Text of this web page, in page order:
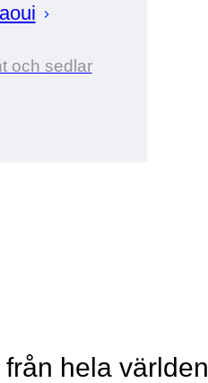
och sedlar
hela världen